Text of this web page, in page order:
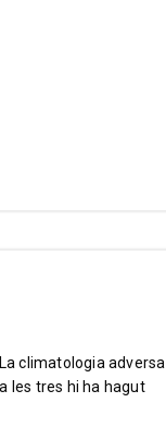
climatologia adversa
les tres hi ha hagut